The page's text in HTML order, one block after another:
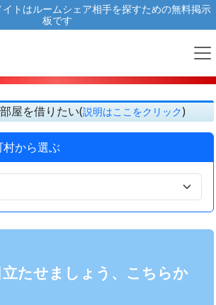
トはルームシェア相手を探すための無料掲示
板です
屋を借りたい(説明はここをクリック)
から選ぶ
たせましょう、こちらか